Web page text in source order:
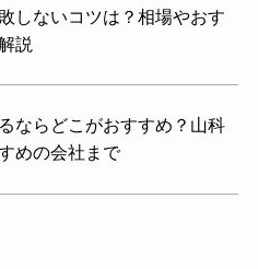
しないコツは？相場やおす
説
ならどこがおすすめ？山科
めの会社まで